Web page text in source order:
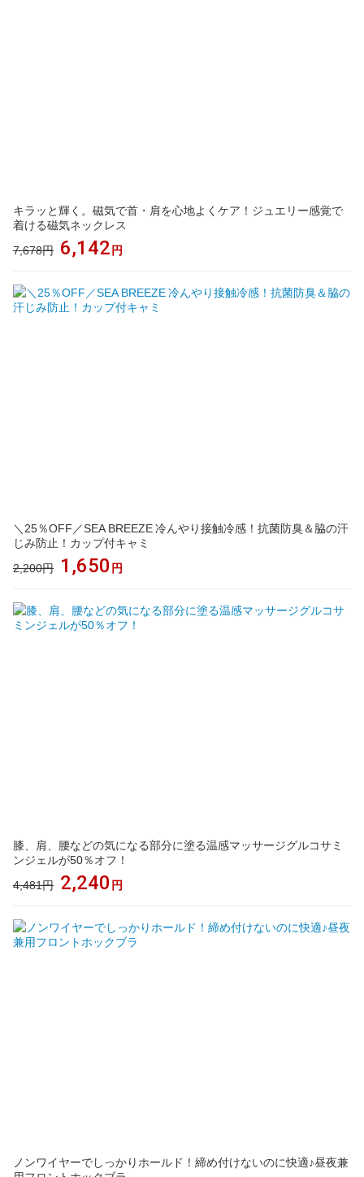
キラッと輝く。磁気で首・肩を心地よくケア！ジュエリー感覚で
着ける磁気ネックレス
7,678円 6,142 円
＼25％OFF／SEA BREEZE 冷んやり接触冷感！抗菌防臭＆脇の汗
じみ防止！カップ付キャミ
2,200円 1,650 円
膝、肩、腰などの気になる部分に塗る温感マッサージグルコサミ
ンジェルが50％オフ！
4,481円 2,240 円
ノンワイヤーでしっかりホールド！締め付けないのに快適♪昼夜兼